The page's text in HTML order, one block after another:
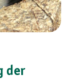
der